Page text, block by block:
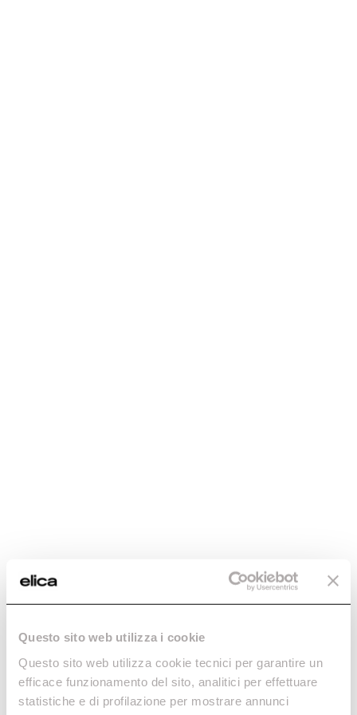
Questo sito web utilizza i cookie
Questo sito web utilizza cookie tecnici per garantire un
efficace funzionamento del sito, analitici per effettuare
statistiche e di profilazione per mostrare annunci